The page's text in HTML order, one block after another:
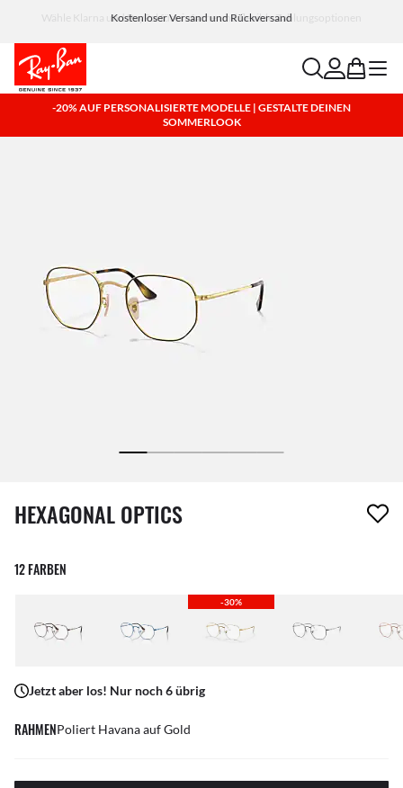
Wähle Klarna und PayPal für einfache und flexible Zahlungsoptionen
searchaccount
bag menu
-20% AUF PERSONALISIERTE MODELLE | GESTALTE DEINEN
SOMMERLOOK
1 Artikel wurde von deiner Wunschliste entfernt
HEXAGONAL OPTICS
12 FARBEN
-30%
Jetzt aber los! Nur noch 6 übrig
RAHMENPoliert Havana auf Gold